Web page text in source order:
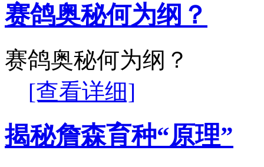
赛鸽奥秘何为纲？
赛鸽奥秘何为纲？
[查看详细]
揭秘詹森育种“原理”